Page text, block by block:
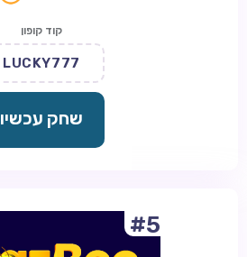
קוד קופון
LUCKY777
שחק עכשיו
#5